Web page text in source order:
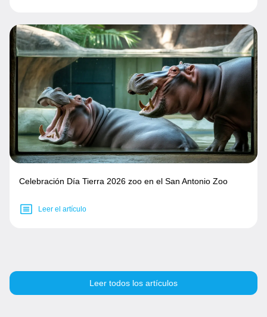
Celebración Día Tierra 2026 zoo en el San Antonio Zoo
Leer el artículo
Leer todos los artículos